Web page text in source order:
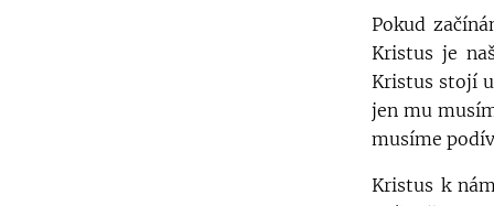
Pokud
Kristus je
Kristus stojí
jen mu
musíme
Kristus k